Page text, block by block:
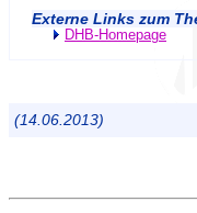
Externe Links zum
DHB-Homepage
(14.06.2013)